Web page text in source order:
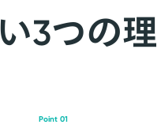
3つの
Point 01